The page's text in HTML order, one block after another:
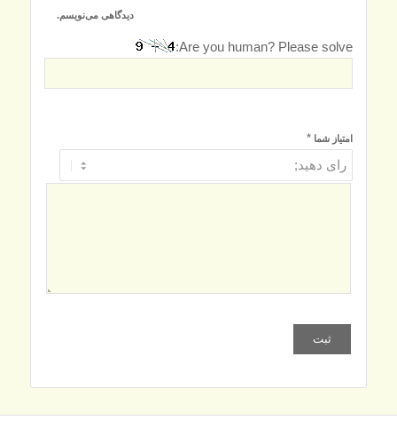
دیدگاهی می‌نویسم.
Are you human? Please solve:
امتیاز شما *